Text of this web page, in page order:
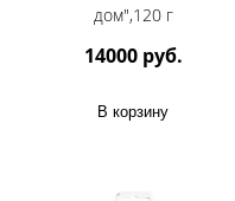
дом",120 г
14000 руб.
В корзину